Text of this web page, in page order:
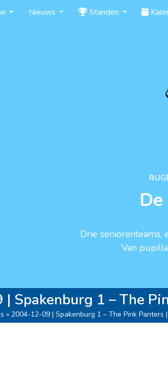
Nieuws Standen
Drie
Van
Spakenburg 1 – The
» 2004-12-09 | Spakenburg 1 – The Pink Panters